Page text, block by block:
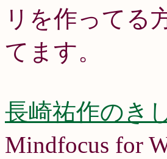
リを作ってる
てます。
長崎祐作のき
Mindfocus for